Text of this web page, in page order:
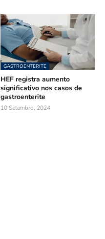
GASTROENTERITE
HEF registra aumento
significativo nos casos de
gastroenterite
10 Setembro, 2024